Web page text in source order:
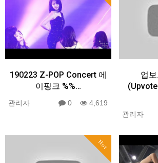
190223 Z-POP Concert 에
이핑크 %%…
관리자 0 4,619
업
관리자
Hot